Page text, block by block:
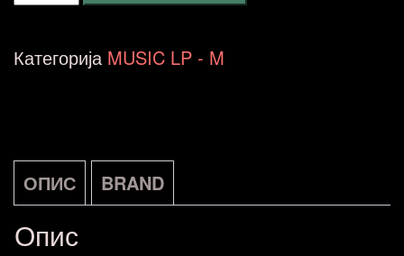
Jazz
LP
DE
количина
Категорија MUSIC LP - M
ОПИС BRAND
Опис